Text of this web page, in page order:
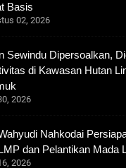
Basis
02, 2026
Sewindu Dipersoalkan,
di Kawasan Hutan
2026
Nahkodai
dan Pelantikan Mada
2026